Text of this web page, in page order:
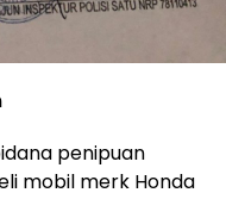
penipuan
mobil merk Honda